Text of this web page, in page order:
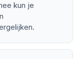
kun je